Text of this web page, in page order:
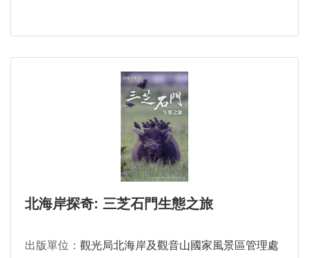
北海岸探奇: 三芝石門生態之旅
出版單位： 觀光局北海岸及觀音山國家風景區管理處